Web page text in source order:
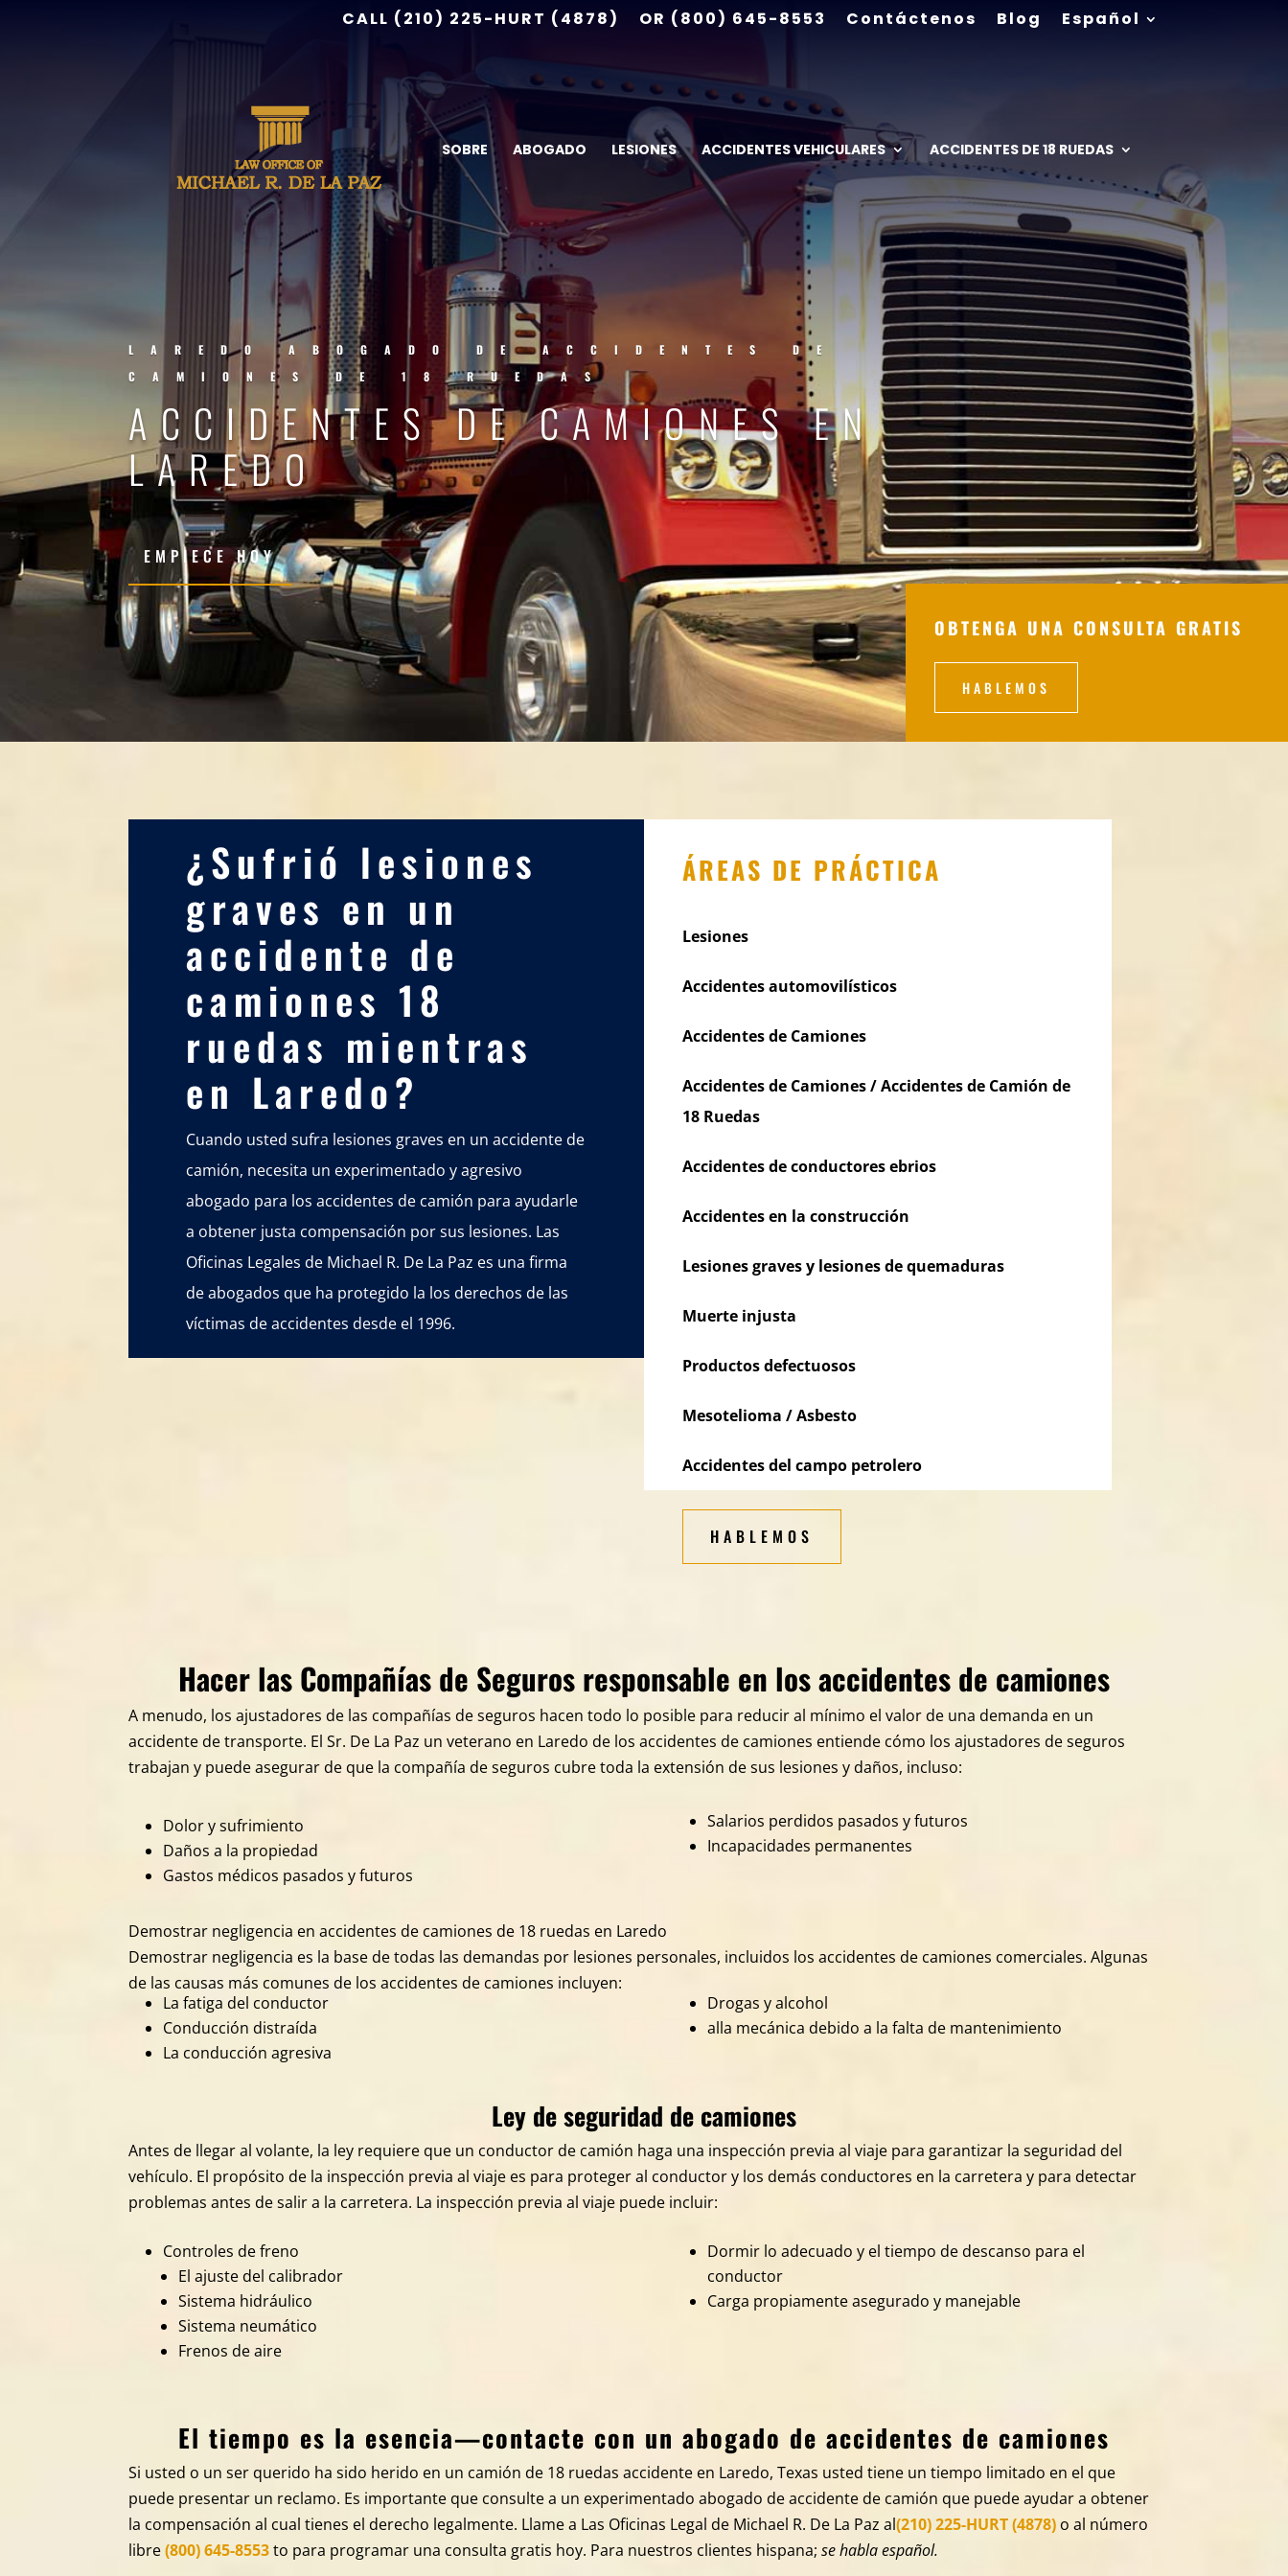
CALL (210) 225-HURT (4878) OR (800) 645-8553 Contáctenos Blog Español
SOBRE ABOGADO LESIONES ACCIDENTES VEHICULARES ACCIDENTES DE 18 RUEDAS
LAREDO ABOGADO DE ACCIDENTES DE
CAMIONES DE 18 RUEDAS
ACCIDENTES DE CAMIONES EN
LAREDO
EMPIECE HOY
OBTENGA UNA CONSULTA GRATIS
HABLEMOS
¿Sufrió lesiones
graves en un
accidente de
camiones 18
ruedas mientras
en Laredo?
Cuando usted sufra lesiones graves en un accidente de
camión, necesita un experimentado y agresivo
abogado para los accidentes de camión para ayudarle
a obtener justa compensación por sus lesiones. Las
Oficinas Legales de Michael R. De La Paz es una firma
de abogados que ha protegido la los derechos de las
víctimas de accidentes desde el 1996.
ÁREAS DE PRÁCTICA
Lesiones
Accidentes automovilísticos
Accidentes de Camiones
Accidentes de Camiones / Accidentes de Camión de
18 Ruedas
Accidentes de conductores ebrios
Accidentes en la construcción
Lesiones graves y lesiones de quemaduras
Muerte injusta
Productos defectuosos
Mesotelioma / Asbesto
Accidentes del campo petrolero
HABLEMOS
Hacer las Compañías de Seguros responsable en los accidentes de camiones
A menudo, los ajustadores de las compañías de seguros hacen todo lo posible para reducir al mínimo el valor de una demanda en un
accidente de transporte. El Sr. De La Paz un veterano en Laredo de los accidentes de camiones entiende cómo los ajustadores de seguros
trabajan y puede asegurar de que la compañía de seguros cubre toda la extensión de sus lesiones y daños, incluso:
Dolor y sufrimiento
Daños a la propiedad
Gastos médicos pasados y futuros
Salarios perdidos pasados y futuros
Incapacidades permanentes
Demostrar negligencia en accidentes de camiones de 18 ruedas en Laredo
Demostrar negligencia es la base de todas las demandas por lesiones personales, incluidos los accidentes de camiones comerciales. Algunas
de las causas más comunes de los accidentes de camiones incluyen:
La fatiga del conductor
Conducción distraída
La conducción agresiva
Drogas y alcohol
alla mecánica debido a la falta de mantenimiento
Ley de seguridad de camiones
Antes de llegar al volante, la ley requiere que un conductor de camión haga una inspección previa al viaje para garantizar la seguridad del
vehículo. El propósito de la inspección previa al viaje es para proteger al conductor y los demás conductores en la carretera y para detectar
problemas antes de salir a la carretera. La inspección previa al viaje puede incluir:
Controles de freno
El ajuste del calibrador
Sistema hidráulico
Sistema neumático
Frenos de aire
Dormir lo adecuado y el tiempo de descanso para el
conductor
Carga propiamente asegurado y manejable
El tiempo es la esencia—contacte con un abogado de accidentes de camiones
Si usted o un ser querido ha sido herido en un camión de 18 ruedas accidente en Laredo, Texas usted tiene un tiempo limitado en el que
puede presentar un reclamo. Es importante que consulte a un experimentado abogado de accidente de camión que puede ayudar a obtener
la compensación al cual tienes el derecho legalmente. Llame a Las Oficinas Legal de Michael R. De La Paz al(210) 225-HURT (4878)o al número
libre(800) 645-8553to para programar una consulta gratis hoy. Para nuestros clientes hispana;se habla español.